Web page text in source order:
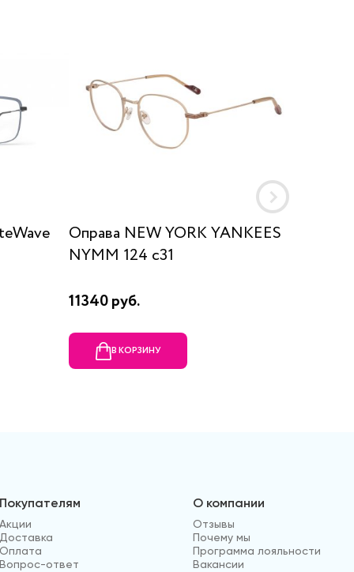
Оправа NEW YORK YANKEES
NYMM 124 c31
11340 руб.
В КОРЗИНУ
Покупателям
Акции
Доставка
Оплата
Вопрос-ответ
О компании
Отзывы
Почему мы
Программа лояльности
Вакансии